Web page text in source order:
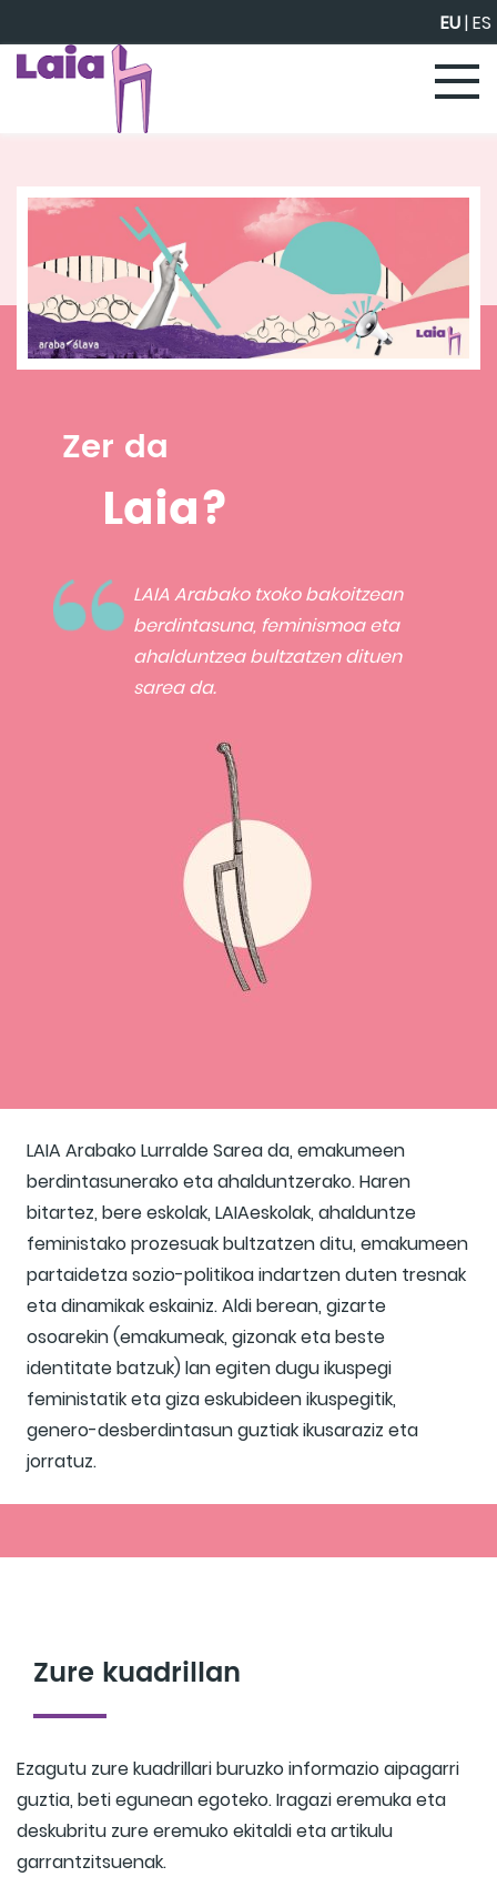
EU|ES
Zer da
Laia?
LAIA Arabako txoko bakoitzean
berdintasuna, feminismoa eta
ahalduntzea bultzatzen dituen
sarea da.
LAIA Arabako Lurralde Sarea da, emakumeen
berdintasunerako eta ahalduntzerako. Haren
bitartez, bere eskolak, LAIAeskolak, ahalduntze
feministako prozesuak bultzatzen ditu, emakumeen
partaidetza sozio-politikoa indartzen duten tresnak
eta dinamikak eskainiz. Aldi berean, gizarte
osoarekin (emakumeak, gizonak eta beste
identitate batzuk) lan egiten dugu ikuspegi
feministatik eta giza eskubideen ikuspegitik,
genero-desberdintasun guztiak ikusaraziz eta
jorratuz.
Zure kuadrillan
Ezagutu zure kuadrillari buruzko informazio aipagarri
guztia, beti egunean egoteko. Iragazi eremuka eta
deskubritu zure eremuko ekitaldi eta artikulu
garrantzitsuenak.